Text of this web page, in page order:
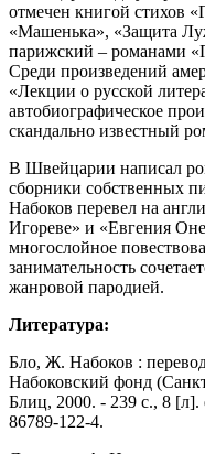
отмечен книгой стихов
«Машенька», «Защита
парижский – романами
Среди произведений
«Лекции о русской
автобиографическое
скандально известный
В Швейцарии написал
сборники собственных
Набоков перевел на
Игореве» и «Евгения
многослойное
занимательность
жанровой пародией.
Литература:
Бло, Ж. Набоков :
Набоковский фонд
Блиц, 2000. - 239 с., 8
86789-122-4.